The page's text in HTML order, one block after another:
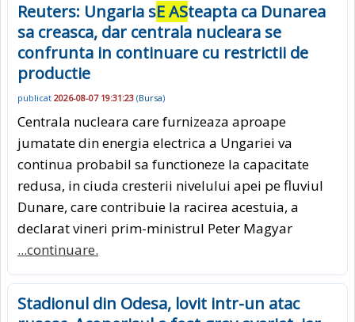
Reuters: Ungaria sE ASteapta ca Dunarea
sa creasca, dar centrala nucleara se
confrunta in continuare cu restrictii de
productie
publicat 2026-08-07 19:31:23 (Bursa)
Centrala nucleara care furnizeaza aproape
jumatate din energia electrica a Ungariei va
continua probabil sa functioneze la capacitate
redusa, in ciuda cresterii nivelului apei pe fluviul
Dunare, care contribuie la racirea acestuia, a
declarat vineri prim-ministrul Peter Magyar
...continuare.
Stadionul din Odesa, lovit intr-un atac